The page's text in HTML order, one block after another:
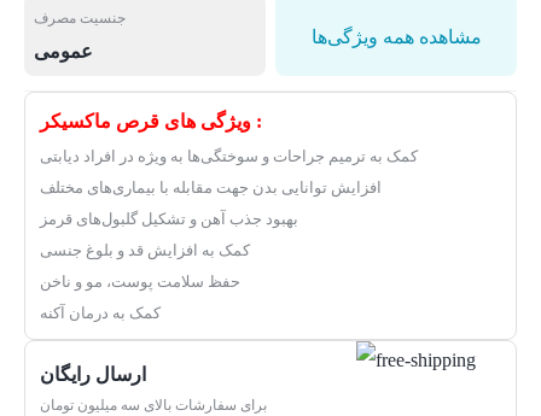
جنسیت مصرف
عمومی
مشاهده همه ویژگی‌ها
ویژگی های قرص ماکسیکر :
کمک به ترمیم جراحات و سوختگی‌ها به ویژه در افراد دیابتی
افزایش توانایی بدن جهت مقابله با بیماری‌های مختلف
بهبود جذب آهن و تشکیل گلبول‌های قرمز
کمک به افزایش قد و بلوغ جنسی
حفظ سلامت پوست، مو و ناخن
کمک به درمان آکنه
ارسال رایگان
برای سفارشات بالای سه میلیون تومان